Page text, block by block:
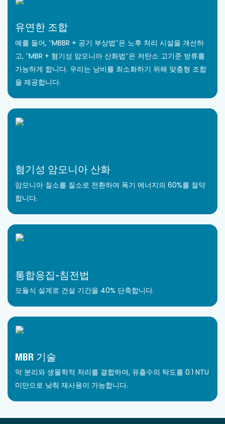
유연한 조합
예를 들어, "MBBR + 공기 부상법"은 노후 처리 시설을 개선하
고, "MBR + 혐기성 암모니아 산화법"은 저탄소 고기준 방류를
가능하게 합니다. 우리는 낭비를 최소화하기 위해 맞춤형 조합
을 제공합니다.
혐기성 암모니아 산화
암모니아 질소를 질소로 전환하여 폭기 에너지의 60%를 절약
합니다.
통합응집-침전법
모듈식 설계로 건설 기간을 40% 단축합니다.
MBR 기술
막 분리와 생물학적 처리를 결합하여, 유출수의 탁도를 0.1 NTU
미만으로 낮춰 재사용이 가능합니다.